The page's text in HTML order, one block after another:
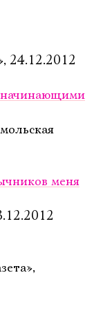
24.12.2012
меня